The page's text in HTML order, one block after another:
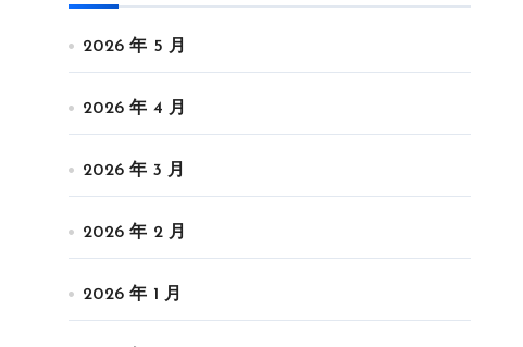
2026 年 5 月
2026 年 4 月
2026 年 3 月
2026 年 2 月
2026 年 1 月